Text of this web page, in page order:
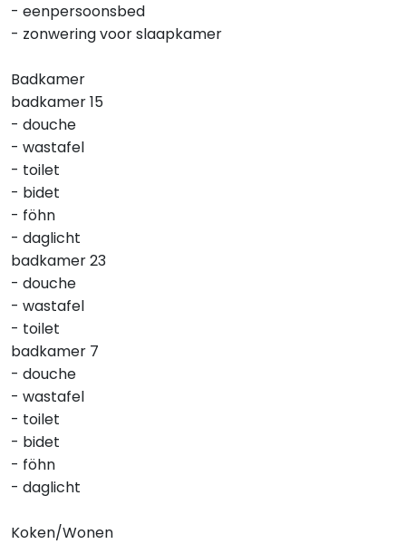
- eenpersoonsbed
- zonwering voor slaapkamer
Badkamer
badkamer 15
- douche
- wastafel
- toilet
- bidet
- föhn
- daglicht
badkamer 23
- douche
- wastafel
- toilet
badkamer 7
- douche
- wastafel
- toilet
- bidet
- föhn
- daglicht
Koken/Wonen